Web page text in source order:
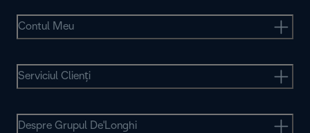
Contul Meu
Serviciul Clienţi
Despre Grupul De'Longhi